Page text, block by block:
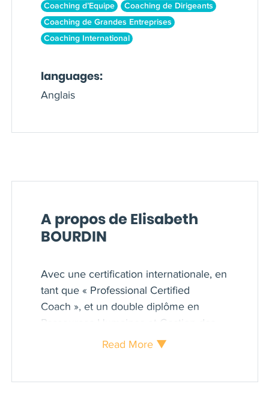
Coaching d’Equipe
Coaching de Dirigeants
Coaching de Grandes Entreprises
Coaching International
languages:
Anglais
A propos de Elisabeth
BOURDIN
Avec une certification internationale, en
tant que « Professional Certified
Coach », et un double diplôme en
Ressources Humaines et Gestion des
Entreprises, Elisabeth a développé sa
Read More ▼